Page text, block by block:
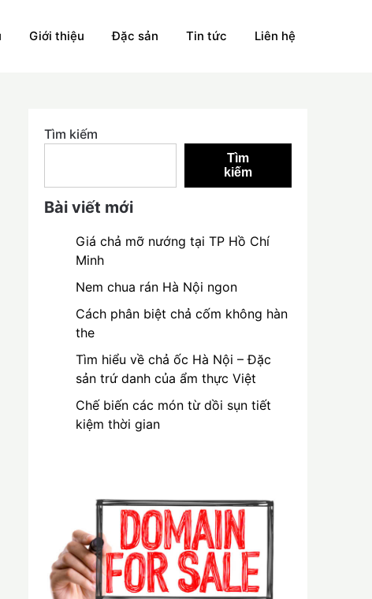
Giới thiệu Đặc sản Tin tức Liên hệ
Tìm kiếm
Tìm
kiếm
Bài viết mới
Giá chả mỡ nướng tại TP Hồ Chí
Minh
Nem chua rán Hà Nội ngon
Cách phân biệt chả cốm không hàn
the
Tìm hiểu về chả ốc Hà Nội – Đặc
sản trứ danh của ẩm thực Việt
Chế biến các món từ dồi sụn tiết
kiệm thời gian